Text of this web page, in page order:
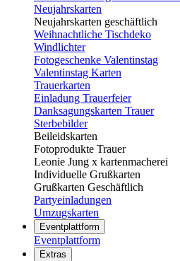
Neujahrskarten
Neujahrskarten geschäftlich
Weihnachtliche Tischdeko
Windlichter
Fotogeschenke Valentinstag
Valentinstag Karten
Trauerkarten
Einladung Trauerfeier
Danksagungskarten Trauer
Sterbebilder
Beileidskarten
Fotoprodukte Trauer
Leonie Jung x kartenmacherei
Individuelle Grußkarten
Grußkarten Geschäftlich
Partyeinladungen
Umzugskarten
Eventplattform
Eventplattform
Extras